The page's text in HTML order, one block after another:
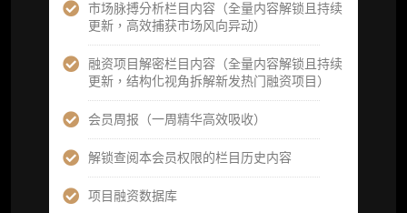
市场脉搏分析栏目内容（全量内容解锁且持续
更新，高效捕获市场风向异动）
融资项目解密栏目内容（全量内容解锁且持续
更新，结构化视角拆解新发热门融资项目）
会员周报（一周精华高效吸收）
解锁查阅本会员权限的栏目历史内容
项目融资数据库
研究方向沟通与反馈
定制化研究报告折扣（9.5 折）
立即开通